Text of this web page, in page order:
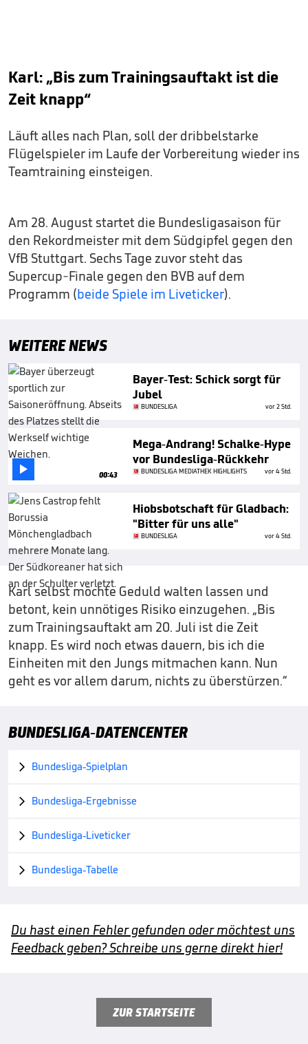
Karl: „Bis zum Trainingsauftakt ist die
Zeit knapp“
Läuft alles nach Plan, soll der dribbelstarke
Flügelspieler im Laufe der Vorbereitung wieder ins
Teamtraining einsteigen.
Am 28. August startet die Bundesligasaison für
den Rekordmeister mit dem Südgipfel gegen den
VfB Stuttgart. Sechs Tage zuvor steht das
Supercup-Finale gegen den BVB auf dem
Programm (beide Spiele im Liveticker).
WEITERE NEWS
Bayer-Test: Schick sorgt für
Jubel
BUNDESLIGA vor 2 Std.
 00:43
Mega-Andrang! Schalke-Hype
vor Bundesliga-Rückkehr
BUNDESLIGA MEDIATHEK HIGHLIGHTS vor 4 Std.
Hiobsbotschaft für Gladbach:
"Bitter für uns alle"
BUNDESLIGA vor 4 Std.
Karl selbst möchte Geduld walten lassen und
betont, kein unnötiges Risiko einzugehen. „Bis
zum Trainingsauftakt am 20. Juli ist die Zeit
knapp. Es wird noch etwas dauern, bis ich die
Einheiten mit den Jungs mitmachen kann. Nun
geht es vor allem darum, nichts zu überstürzen.“
BUNDESLIGA-DATENCENTER
 Bundesliga-Spielplan
 Bundesliga-Ergebnisse
 Bundesliga-Liveticker
 Bundesliga-Tabelle
Du hast einen Fehler gefunden oder möchtest uns
Feedback geben? Schreibe uns gerne direkt hier!
ZUR STARTSEITE